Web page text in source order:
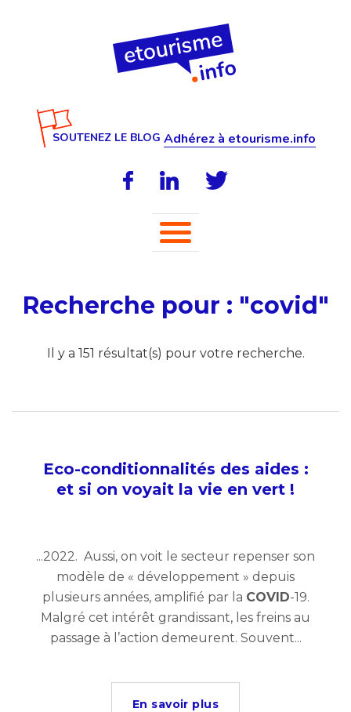
SOUTENEZ LE BLOG Adhérez à etourisme.info
Recherche pour : "covid"
Il y a 151 résultat(s) pour votre recherche.
Eco-conditionnalités des aides :
et si on voyait la vie en vert !
...2022. Aussi, on voit le secteur repenser son
modèle de « développement » depuis
plusieurs années, amplifié par la COVID-19.
Malgré cet intérêt grandissant, les freins au
passage à l’action demeurent. Souvent...
En savoir plus